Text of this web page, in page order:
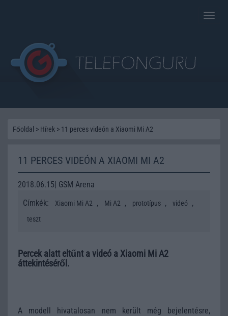
Toggle
Főoldal > Hírek > 11 perces videón a Xiaomi Mi A2
11 PERCES VIDEÓN A XIAOMI MI A2
2018.06.15| GSM Arena
Címkék:
Xiaomi Mi A2 , Mi A2 , prototípus , videó ,
teszt
Percek alatt eltűnt a videó a Xiaomi Mi A2
áttekintéséről.
A modell hivatalosan nem került még bejelentésre,